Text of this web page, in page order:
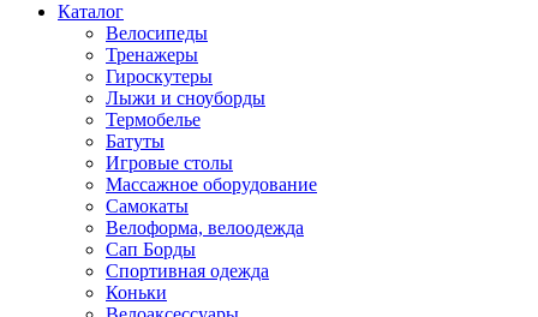
Каталог
Велосипеды
Тренажеры
Гироскутеры
Лыжи и сноуборды
Термобелье
Батуты
Игровые столы
Массажное оборудование
Самокаты
Велоформа, велоодежда
Сап Борды
Спортивная одежда
Коньки